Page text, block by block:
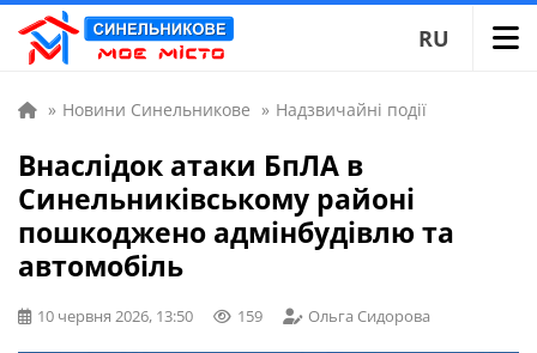
RU
» Новини Синельникове » Надзвичайні події
Внаслідок атаки БпЛА в
Синельниківському районі
пошкоджено адмінбудівлю та
автомобіль
10 червня 2026, 13:50 159 Ольга Сидорова